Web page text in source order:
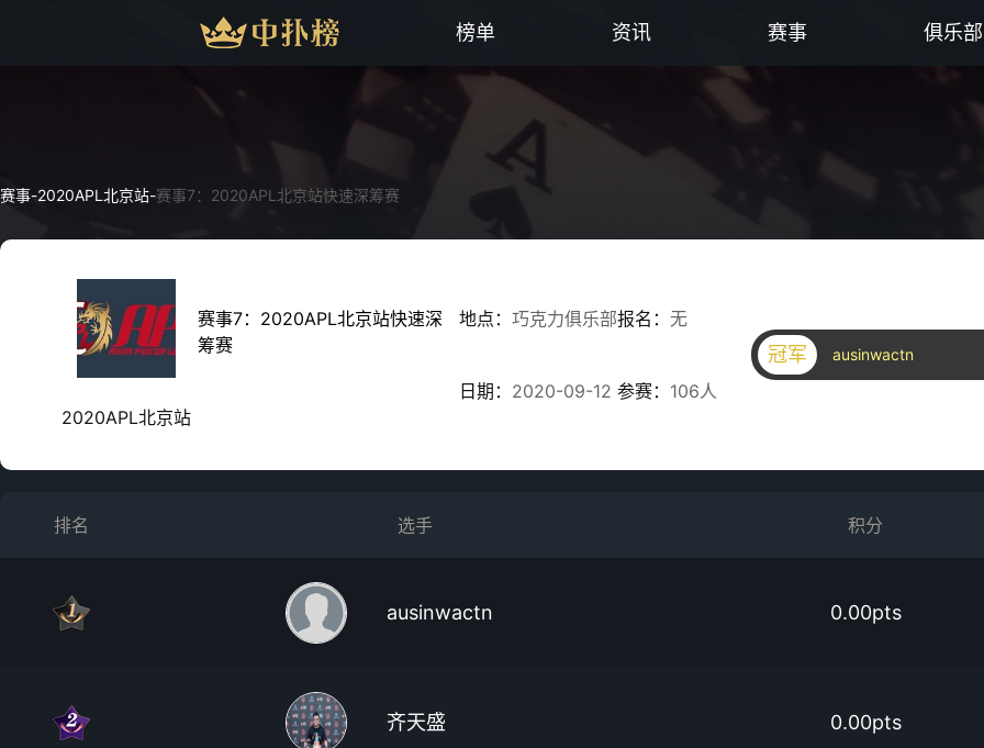
榜单 资讯 赛事 俱乐部
赛事-2020APL北京站-赛事7：2020APL北京站快速深筹赛
2020APL北京站
赛事7：2020APL北京站快速深
筹赛
地点： 巧克力俱乐部
日期： 2020-09-12
报名： 无
参赛： 106人
冠军 ausinwactn
排名 选手 积分
ausinwactn 0.00pts
齐天盛 0.00pts